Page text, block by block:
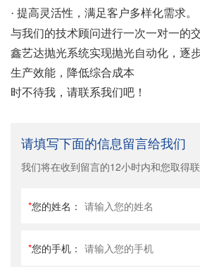
· 提高灵活性，满足客户多样化需求。
与我们的技术顾问进行一次一对一的
鑫艺达抛光系统实现抛光自动化，逐
生产效能，降低综合成本
时不待我，请联系我们吧！
请填写下面的信息留言给我们
我们将在收到留言的12小时内和您取得
*您的姓名：
*您的手机：